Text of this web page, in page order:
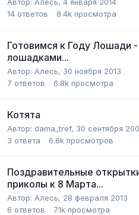
14 ответов 8.4k просмотра
Готовимся к Году Лошади -
лошадками...
Автор: Алесь, 30 ноября 2013
7 ответов 6.8k просмотра
Котята
Автор: dama_tref, 30 сентября
3 ответа 6.6k просмотров
Поздравительные
приколы к 8 Марта...
Автор: Алесь, 28 февраля 2013
6 ответов 7.1k просмотра